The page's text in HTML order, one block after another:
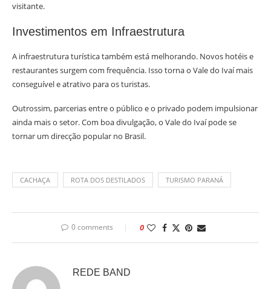
visitante.
Investimentos em Infraestrutura
A infraestrutura turística também está melhorando. Novos hotéis e
restaurantes surgem com frequência. Isso torna o Vale do Ivaí mais
conseguível e atrativo para os turistas.
Outrossim, parcerias entre o público e o privado podem impulsionar
ainda mais o setor. Com boa divulgação, o Vale do Ivaí pode se
tornar um direcção popular no Brasil.
CACHAÇA ROTA DOS DESTILADOS TURISMO PARANÁ
0 comments 0
REDE BAND